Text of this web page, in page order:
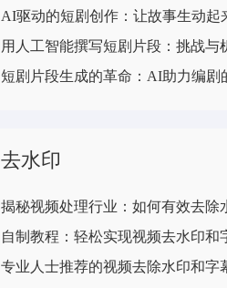
AI驱动的短剧创作：让故事生动起
用人工智能撰写短剧片段：挑战与
短剧片段生成的革命：AI助力编剧
去水印
专业人士推荐的视频去除水印和字